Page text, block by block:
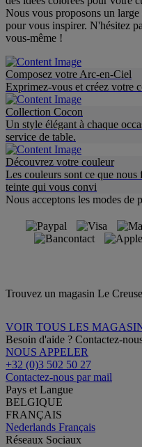
Nous vous proposons un
pour vous inspirer. N'hésitez
vous-même !
Composez votre Arc-en-Ciel
Exprimez-vous et créez votre
Collection Cocon
Un style élégant à chaque
service de table.
Découvrez votre couleur
Les couleurs sont ce que
teinte qui vous convi
Nous acceptons les modes de
Trouvez un magasin Le
VOIR TOUS LES
Besoin d'aide ? Contactez-
NOUS APPELER
+32 (0)3 502 50 27
Contactez-nous par mail
Pays et Langue
BELGIQUE
FRANÇAIS
Nederlands Français
Réseaux Sociaux